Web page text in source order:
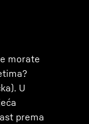
morate
U
prema